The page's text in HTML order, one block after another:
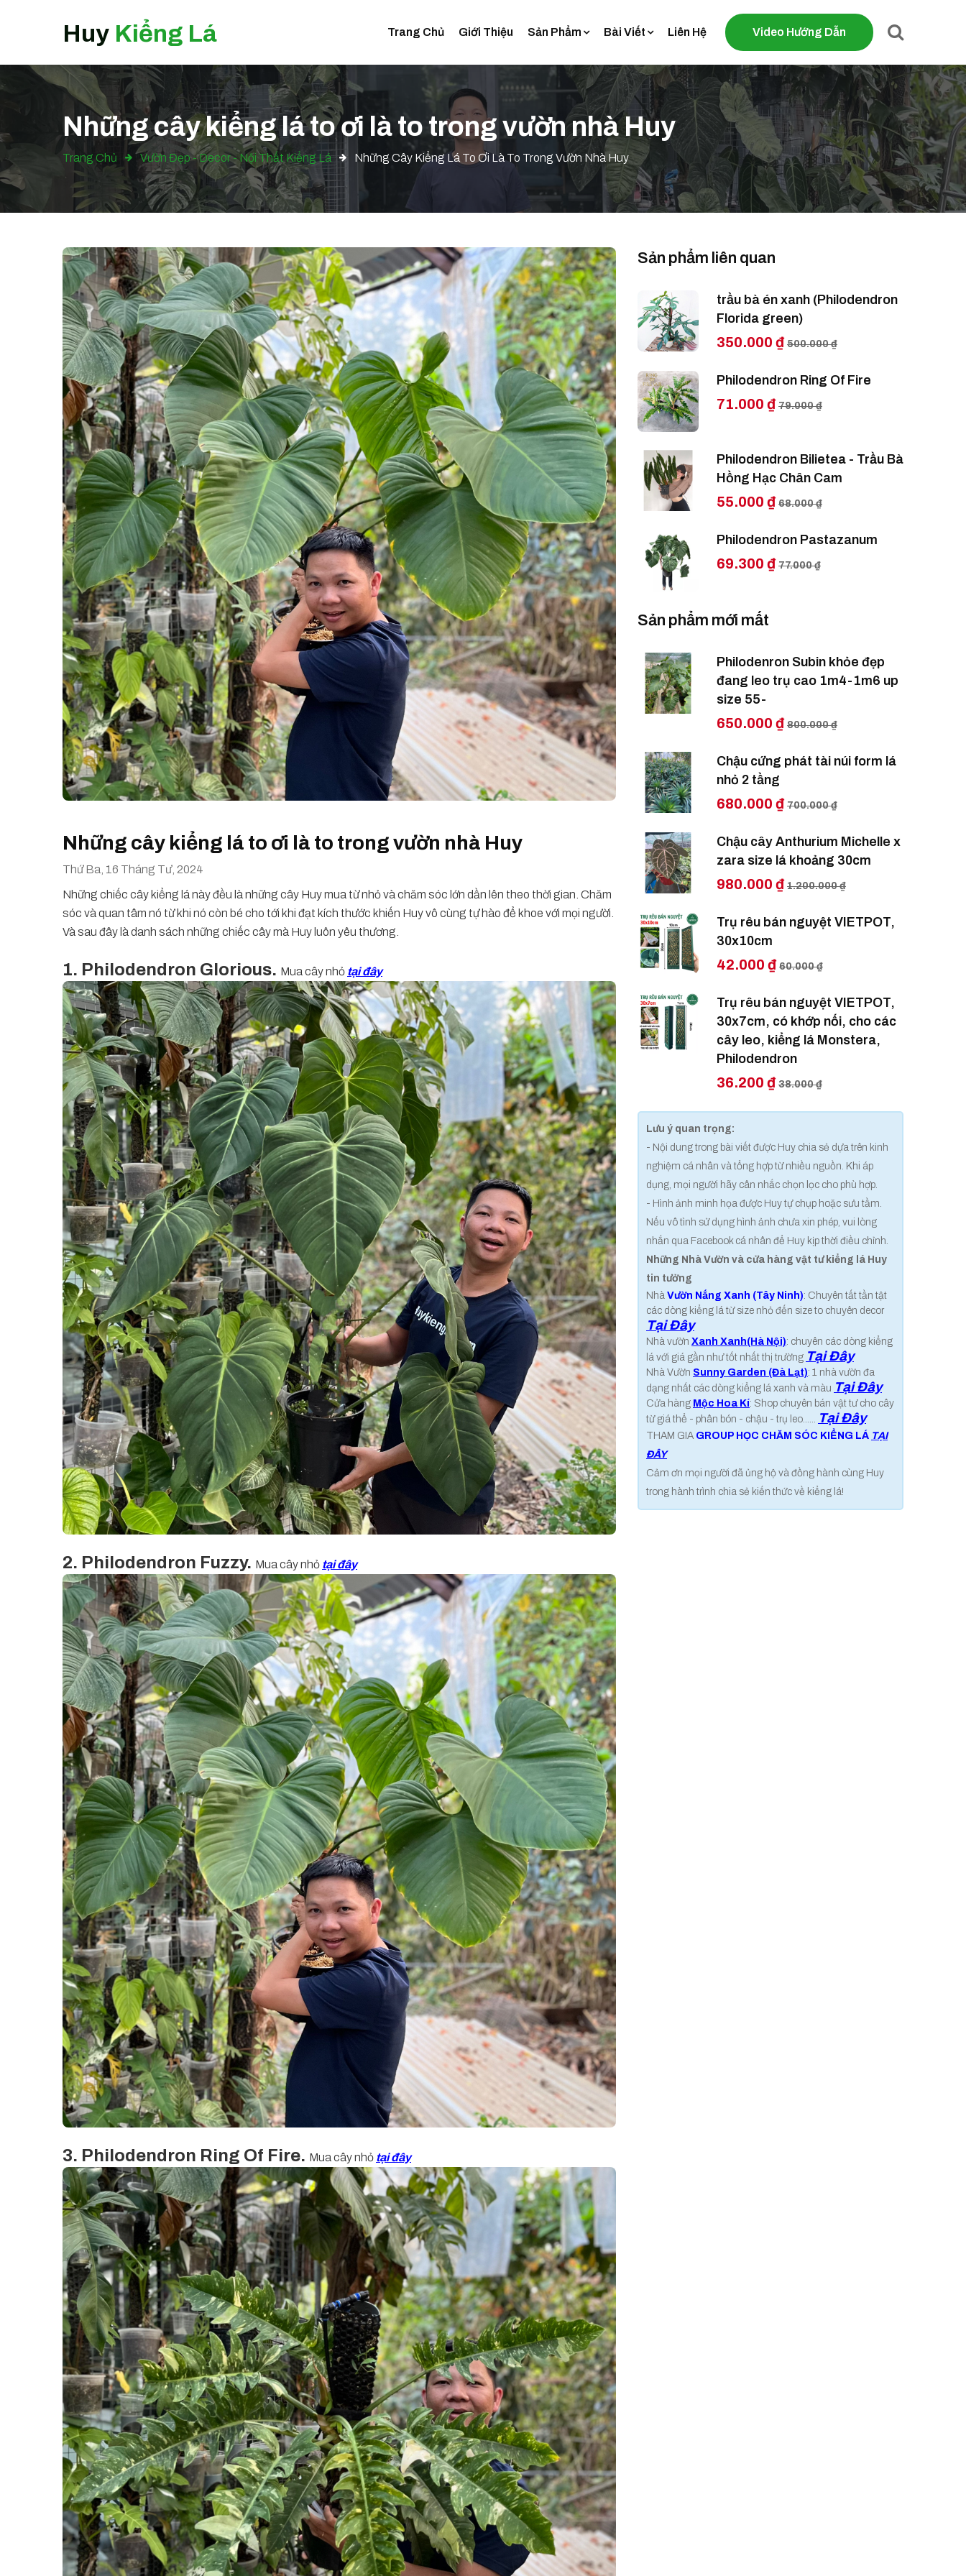
Huy Kiểng Lá Trang Chủ Giới Thiệu Sản Phẩm Bài Viết Liên Hệ Video Hướng Dẫn
Những cây kiểng lá to ơi là to trong vườn nhà Huy
Trang Chủ Vườn Đẹp - Decor - Nội Thất Kiểng Lá Những Cây Kiểng Lá To Ơi Là To Trong Vườn Nhà Huy
Những cây kiểng lá to ơi là to trong vườn nhà Huy
Thứ Ba, 16 Tháng Tư, 2024
Những chiếc cây kiểng lá này đều là những cây Huy mua từ nhỏ và chăm sóc lớn dần lên theo thời gian. Chăm
sóc và quan tâm nó từ khi nó còn bé cho tới khi đạt kích thước khiến Huy vô cùng tự hào để khoe với mọi người.
Và sau đây là danh sách những chiếc cây mà Huy luôn yêu thương.
1. Philodendron Glorious. Mua cây nhỏ tại đây
2. Philodendron Fuzzy. Mua cây nhỏ tại đây
3. Philodendron Ring Of Fire. Mua cây nhỏ tại đây
Sản phẩm liên quan
trầu bà én xanh (Philodendron
Florida green)
350.000 ₫ 500.000 ₫
Philodendron Ring Of Fire
71.000 ₫ 79.000 ₫
Philodendron Bilietea - Trầu Bà
Hồng Hạc Chân Cam
55.000 ₫ 68.000 ₫
Philodendron Pastazanum
69.300 ₫ 77.000 ₫
Sản phẩm mới mất
Philodenron Subin khỏe đẹp
đang leo trụ cao 1m4-1m6 up
size 55-
650.000 ₫ 800.000 ₫
Chậu cứng phát tài núi form lá
nhỏ 2 tầng
680.000 ₫ 700.000 ₫
Chậu cây Anthurium Michelle x
zara size lá khoảng 30cm
980.000 ₫ 1.200.000 ₫
Trụ rêu bán nguyệt VIETPOT,
30x10cm
42.000 ₫ 60.000 ₫
Trụ rêu bán nguyệt VIETPOT,
30x7cm, có khớp nối, cho các
cây leo, kiểng lá Monstera,
Philodendron
36.200 ₫ 38.000 ₫
Lưu ý quan trọng:
- Nội dung trong bài viết được Huy chia sẻ dựa trên kinh
nghiệm cá nhân và tổng hợp từ nhiều nguồn. Khi áp
dụng, mọi người hãy cân nhắc chọn lọc cho phù hợp.
- Hình ảnh minh họa được Huy tự chụp hoặc sưu tầm.
Nếu vô tình sử dụng hình ảnh chưa xin phép, vui lòng
nhắn qua Facebook cá nhân để Huy kịp thời điều chỉnh.
Những Nhà Vườn và cửa hàng vật tư kiểng lá Huy
tin tưởng
Nhà Vườn Nắng Xanh (Tây Ninh): Chuyên tất tần tật
các dòng kiểng lá từ size nhỏ đến size to chuyên decor
Tại Đây
Nhà vườn Xanh Xanh(Hà Nội): chuyên các dòng kiểng
lá với giá gần như tốt nhất thị trường Tại Đây
Nhà Vườn Sunny Garden (Đà Lạt): 1 nhà vườn đa
dạng nhất các dòng kiểng lá xanh và màu Tại Đây
Cửa hàng Mộc Hoa Kí: Shop chuyên bán vật tư cho cây
từ giá thể - phân bón - chậu - trụ leo......
Tại Đây
THAM GIA GROUP HỌC CHĂM SÓC KIỂNG LÁ TẠI
ĐÂY
Cảm ơn mọi người đã ủng hộ và đồng hành cùng Huy
trong hành trình chia sẻ kiến thức về kiểng lá!